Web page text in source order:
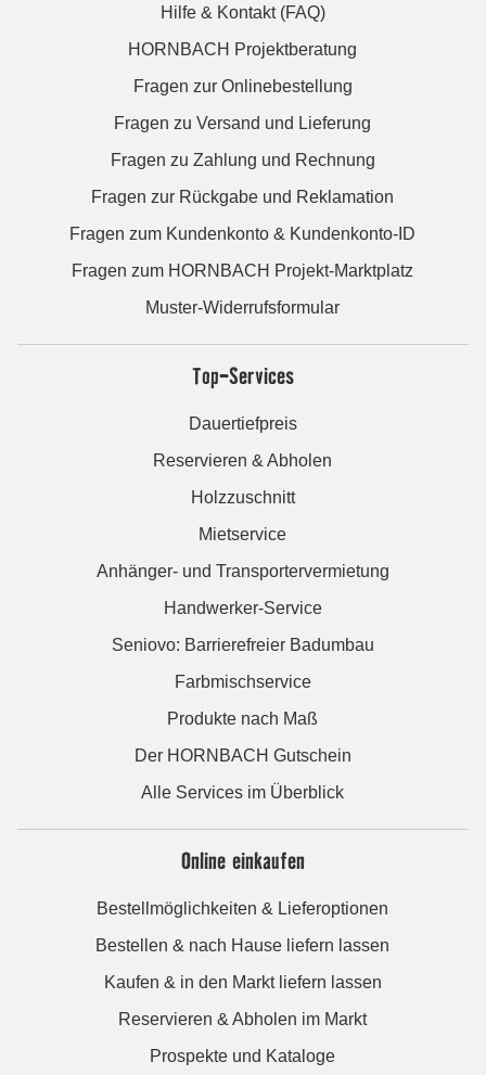
Hilfe & Kontakt (FAQ)
HORNBACH Projektberatung
Fragen zur Onlinebestellung
Fragen zu Versand und Lieferung
Fragen zu Zahlung und Rechnung
Fragen zur Rückgabe und Reklamation
Fragen zum Kundenkonto & Kundenkonto-ID
Fragen zum HORNBACH Projekt-Marktplatz
Muster-Widerrufsformular
Top-Services
Dauertiefpreis
Reservieren & Abholen
Holzzuschnitt
Mietservice
Anhänger- und Transportervermietung
Handwerker-Service
Seniovo: Barrierefreier Badumbau
Farbmischservice
Produkte nach Maß
Der HORNBACH Gutschein
Alle Services im Überblick
Online einkaufen
Bestellmöglichkeiten & Lieferoptionen
Bestellen & nach Hause liefern lassen
Kaufen & in den Markt liefern lassen
Reservieren & Abholen im Markt
Prospekte und Kataloge